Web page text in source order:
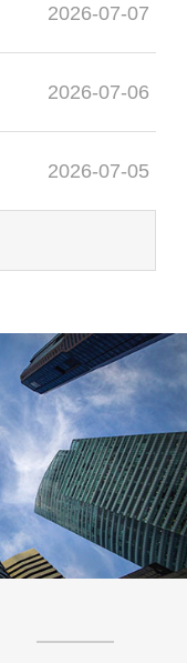
2026-07-07
2026-07-06
2026-07-05